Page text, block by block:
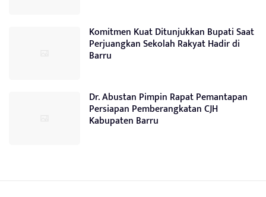
Komitmen Kuat Ditunjukkan Bupati Saat
Perjuangkan Sekolah Rakyat Hadir di
Barru
Dr. Abustan Pimpin Rapat Pemantapan
Persiapan Pemberangkatan CJH
Kabupaten Barru